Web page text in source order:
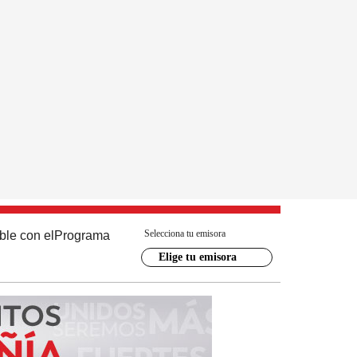
con el Programa Selecciona tu emisora
Elige tu emisora